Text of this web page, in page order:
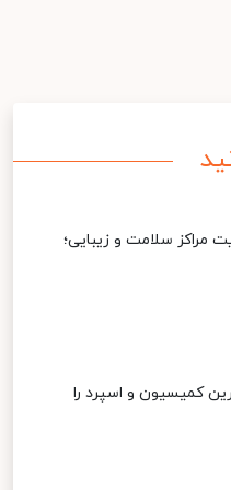
مراکز سلامت و زیبایی؛
کمیسیون و اسپرد را